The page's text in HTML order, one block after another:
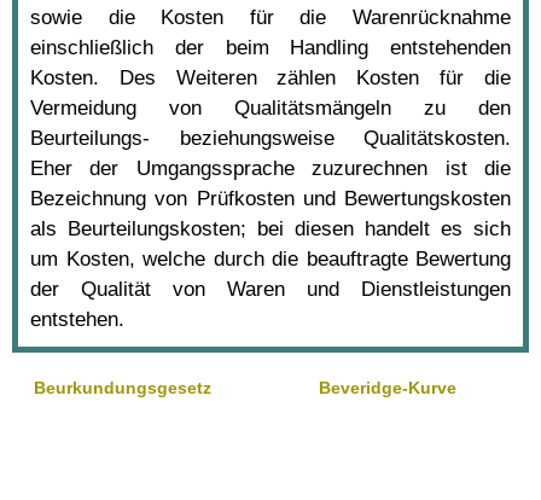
sowie die Kosten für die Warenrücknahme
einschließlich der beim Handling entstehenden
Kosten. Des Weiteren zählen Kosten für die
Vermeidung von Qualitätsmängeln zu den
Beurteilungs- beziehungsweise Qualitätskosten.
Eher der Umgangssprache zuzurechnen ist die
Bezeichnung von Prüfkosten und Bewertungskosten
als Beurteilungskosten; bei diesen handelt es sich
um Kosten, welche durch die beauftragte Bewertung
der Qualität von Waren und Dienstleistungen
entstehen.
Beurkundungsgesetz Beveridge-Kurve